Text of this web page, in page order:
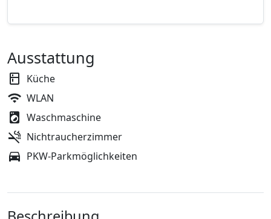
Ausstattung
Küche
WLAN
Waschmaschine
Nichtraucherzimmer
PKW-Parkmöglichkeiten